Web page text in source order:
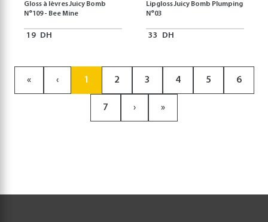
Gloss à lèvres Juicy Bomb
N°109 - Bee Mine
19 DH
Lipgloss Juicy Bomb Plumping
N°03
33 DH
« ‹ 1 2 3 4 5 6
7 › »